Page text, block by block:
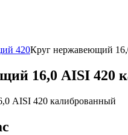
420Круг нержавеющий
16,0 AISI 420